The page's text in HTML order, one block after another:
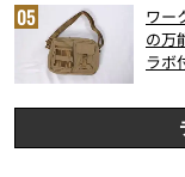
ワー
の万
ラボ